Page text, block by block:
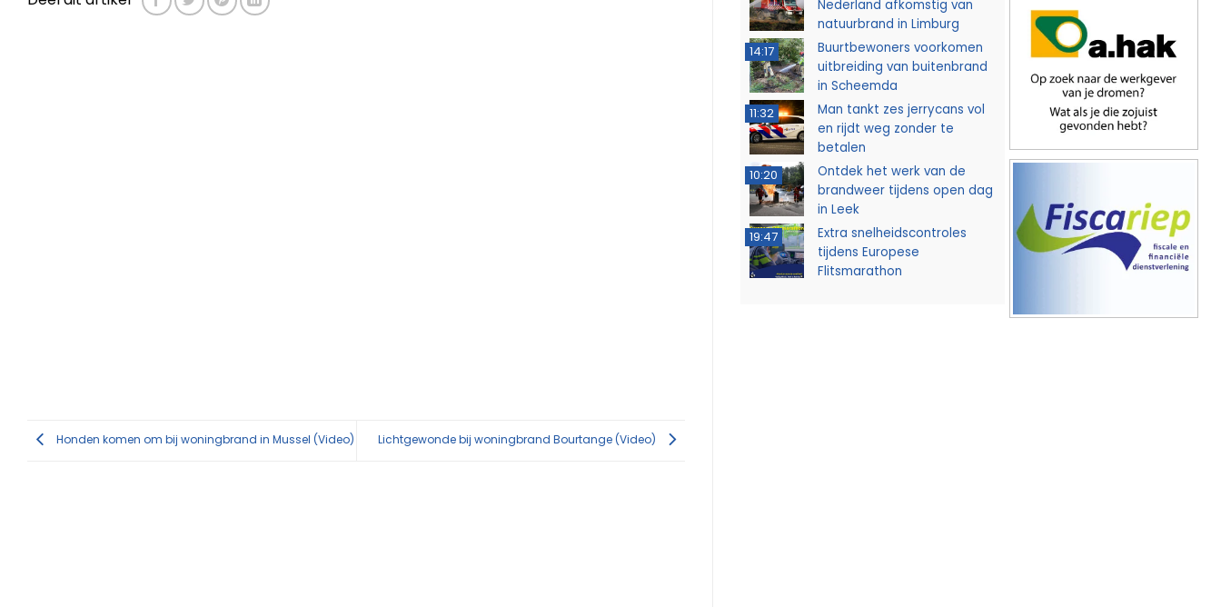
Honden komen om bij woningbrand in Mussel (Video) Lichtgewonde bij woningbrand Bourtange (Video)
Nederland afkomstig van
natuurbrand in Limburg
14:17
Buurtbewoners voorkomen
uitbreiding van buitenbrand
in Scheemda
11:32
Man tankt zes jerrycans vol
en rijdt weg zonder te
betalen
10:20
Ontdek het werk van de
brandweer tijdens open dag
in Leek
19:47
Extra snelheidscontroles
tijdens Europese
Flitsmarathon